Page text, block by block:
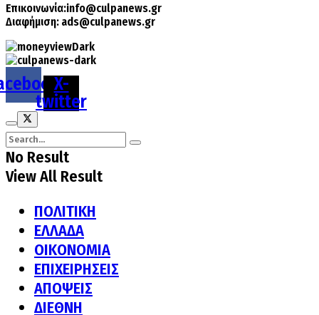
Επικοινωνία:info@culpanews.gr
Διαφήμιση: ads@culpanews.gr
X-
twitter
No Result
View All Result
ΠΟΛΙΤΙΚΗ
ΕΛΛΑΔΑ
ΟΙΚΟΝΟΜΙΑ
ΕΠΙΧΕΙΡΗΣΕΙΣ
ΑΠΟΨΕΙΣ
ΔΙΕΘΝΗ